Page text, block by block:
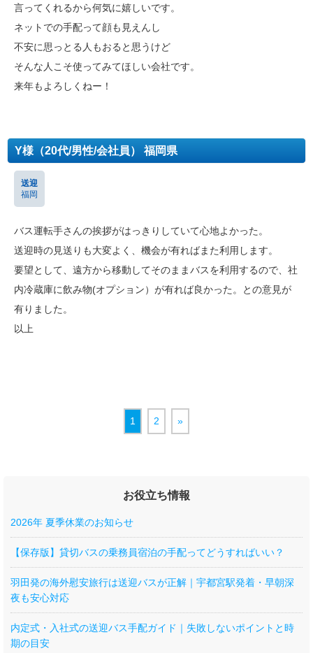
言ってくれるから何気に嬉しいです。
ネットでの手配って顔も見えんし
不安に思っとる人もおると思うけど
そんな人こそ使ってみてほしい会社です。
来年もよろしくねー！
Y様（20代/男性/会社員） 福岡県
送迎
福岡
バス運転手さんの挨拶がはっきりしていて心地よかった。
送迎時の見送りも大変よく、機会が有ればまた利用します。
要望として、遠方から移動してそのままバスを利用するので、社
内冷蔵庫に飲み物(オプション）が有れば良かった。との意見が
有りました。
以上
1 2 »
お役立ち情報
2026年 夏季休業のお知らせ
【保存版】貸切バスの乗務員宿泊の手配ってどうすればいい？
羽田発の海外慰安旅行は送迎バスが正解｜宇都宮駅発着・早朝深
夜も安心対応
内定式・入社式の送迎バス手配ガイド｜失敗しないポイントと時
期の目安